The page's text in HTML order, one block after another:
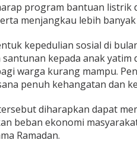
program bantuan listrik
menjangkau lebih
kepedulian sosial di
kepada anak
warga kurang mampu.
penuh kehangatan dan
diharapkan dapat
beban ekonomi
Ramadan.